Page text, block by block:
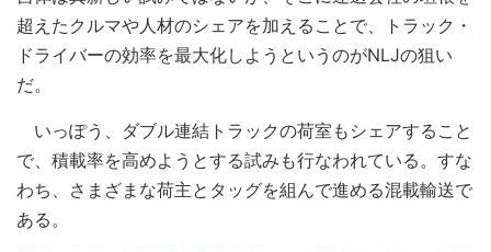
超えたクルマや人材のシェアを加えることで、トラック・
ドライバーの効率を最大化しようというのがNLJの狙い
だ。
いっぽう、ダブル連結トラックの荷室もシェアすること
で、積載率を高めようとする試みも行なわれている。すな
わち、さまざまな荷主とタッグを組んで進める混載輸送で
ある。